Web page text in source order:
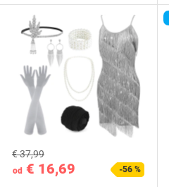
od € 16,69
€ 37,99
-56 %